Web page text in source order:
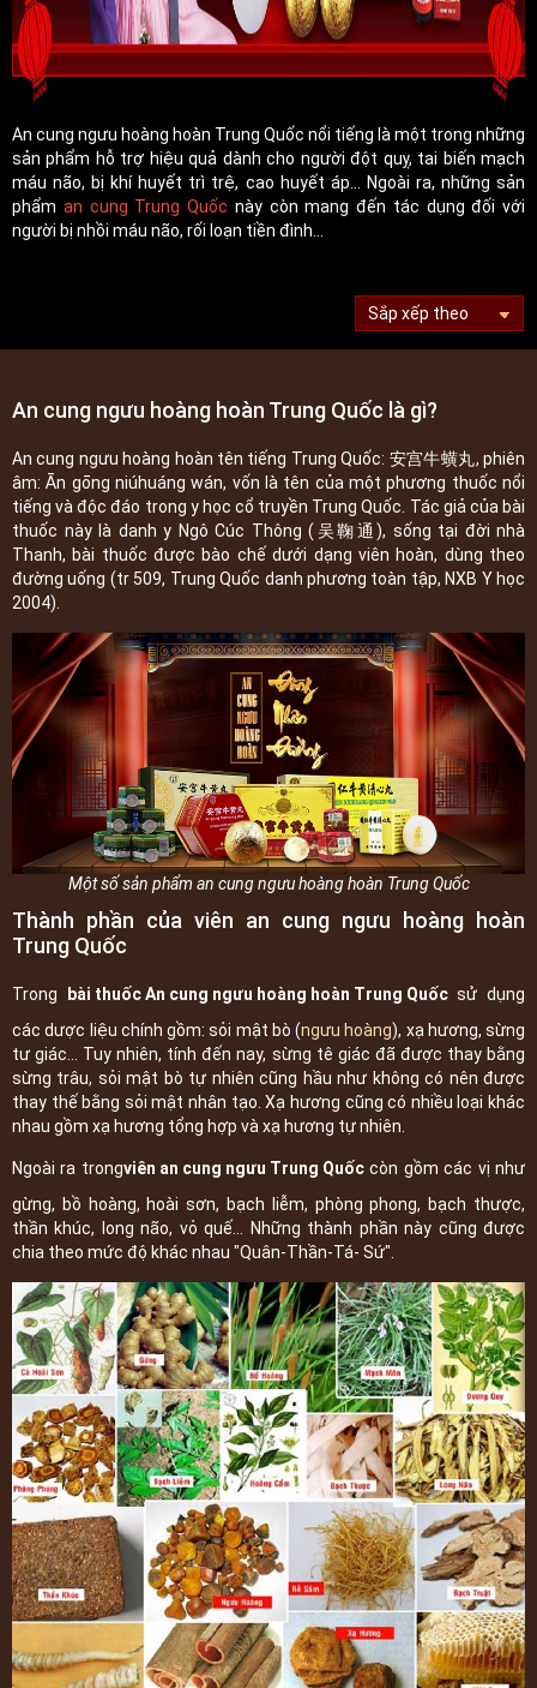
An cung ngưu hoàng hoàn Trung Quốc nổi tiếng là một trong những
sản phẩm hỗ trợ hiệu quả dành cho người đột quỵ, tai biến mạch
máu não, bị khí huyết trì trệ, cao huyết áp... Ngoài ra, những sản
phẩm an cung Trung Quốc này còn mang đến tác dụng đối với
người bị nhồi máu não, rối loạn tiền đình...
An cung ngưu hoàng hoàn Trung Quốc là gì?
An cung ngưu hoàng hoàn tên tiếng Trung Quốc: 安宫牛蟥丸, phiên
âm: Ān gōng niúhuáng wán, vốn là tên của một phương thuốc nổi
tiếng và độc đáo trong y học cổ truyền Trung Quốc. Tác giả của bài
thuốc này là danh y Ngô Cúc Thông (吴鞠通), sống tại đời nhà
Thanh, bài thuốc được bào chế dưới dạng viên hoàn, dùng theo
đường uống (tr 509, Trung Quốc danh phương toàn tập, NXB Y học
2004).
Một số sản phẩm an cung ngưu hoàng hoàn Trung Quốc
Thành phần của viên an cung ngưu hoàng hoàn
Trung Quốc
Trong bài thuốc An cung ngưu hoàng hoàn Trung Quốcsử dụng
các dược liệu chính gồm: sỏi mật bò (ngưu hoàng), xạ hương, sừng
tư giác... Tuy nhiên, tính đến nay, sừng tê giác đã được thay bằng
sừng trâu, sỏi mật bò tự nhiên cũng hầu như không có nên được
thay thế bằng sỏi mật nhân tạo. Xạ hương cũng có nhiều loại khác
nhau gồm xạ hương tổng hợp và xạ hương tự nhiên.
Ngoài ra trongviên an cung ngưu Trung Quốccòn gồm các vị như
gừng, bồ hoàng, hoài sơn, bạch liễm, phòng phong, bạch thược,
thần khúc, long não, vỏ quế... Những thành phần này cũng được
chia theo mức độ khác nhau "Quân-Thần-Tá- Sứ".